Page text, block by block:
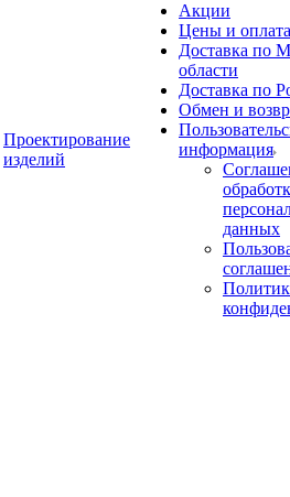
Проектирование
изделий
Акции
Цены и оплата
Доставка по
области
Доставка по
Обмен и
информация
данных